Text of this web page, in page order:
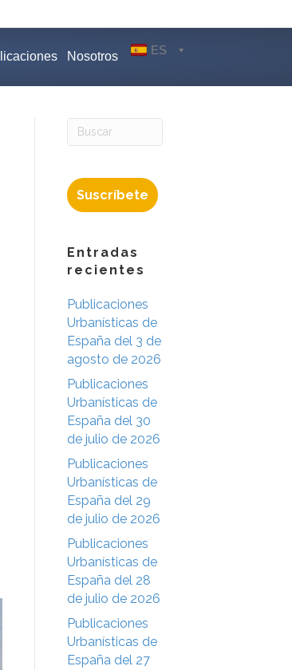
Nosotros ES
Suscríbete
Entradas
recientes
Publicaciones
Urbanísticas de
España del 3 de
agosto de 2026
Publicaciones
Urbanísticas de
España del 30
de julio de 2026
Publicaciones
Urbanísticas de
España del 29
de julio de 2026
Publicaciones
Urbanísticas de
España del 28
de julio de 2026
Publicaciones
Urbanísticas de
España del 27